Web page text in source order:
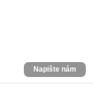
Napište nám